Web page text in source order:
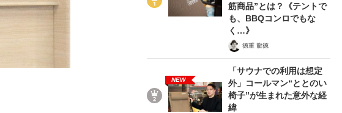
《KDDIから330億円が流出》「販売したはずの広告枠が
筋商品”とは？《テントで
も、BBQコンロでもな
く…》
徳重 龍徳
NEW
「サウナでの利用は想定
外」コールマン“ととのい
椅子”が生まれた意外な経
緯